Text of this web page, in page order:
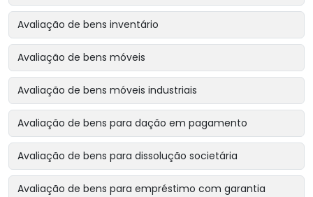
Avaliação de bens inventário
Avaliação de bens móveis
Avaliação de bens móveis industriais
Avaliação de bens para dação em pagamento
Avaliação de bens para dissolução societária
Avaliação de bens para empréstimo com garantia